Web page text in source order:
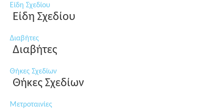
Είδη Σχεδίου
Είδη Σχεδίου
Διαβήτες
Διαβήτες
Θήκες Σχεδίων
Θήκες Σχεδίων
Μετροταινίες